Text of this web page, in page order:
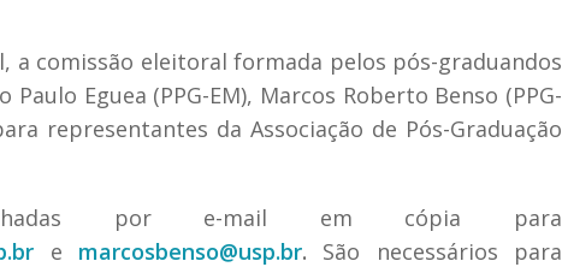
a comissão eleitoral formada pelos pós-graduandos
Eguea (PPG-EM), Marcos Roberto Benso (PPG-
representantes da Associação de Pós-Graduação
por e-mail em cópia para
e marcosbenso@usp.br. São necessários para